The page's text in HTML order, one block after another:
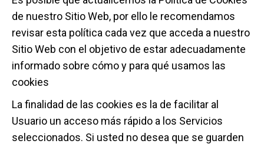
de nuestro Sitio Web, por ello le recomendamos
revisar esta política cada vez que acceda a nuestro
Sitio Web con el objetivo de estar adecuadamente
informado sobre cómo y para qué usamos las
cookies
La finalidad de las cookies es la de facilitar al
Usuario un acceso más rápido a los Servicios
seleccionados. Si usted no desea que se guarden